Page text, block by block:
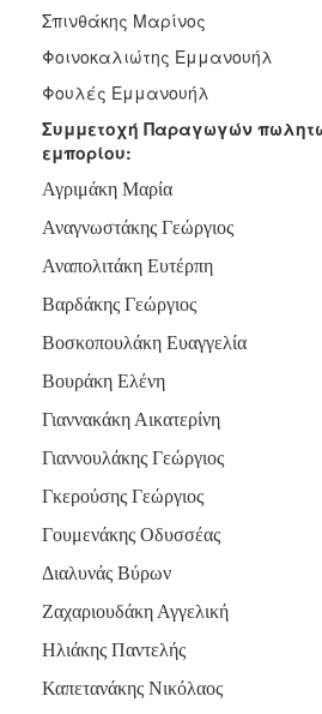
Σπινθάκης Μαρίνος
Φοινοκαλιώτης Εμμανουήλ
Φουλές Εμμανουήλ
Συμμετοχή Παραγωγών
εμπορίου:
Αγριμάκη Μαρία
Αναγνωστάκης Γεώργιος
Αναπολιτάκη Ευτέρπη
Βαρδάκης Γεώργιος
Βοσκοπουλάκη Ευαγγελία
Βουράκη Ελένη
Γιαννακάκη Αικατερίνη
Γιαννουλάκης Γεώργιος
Γκερούσης Γεώργιος
Γουμενάκης Οδυσσέας
Διαλυνάς Βύρων
Ζαχαριουδάκη Αγγελική
Ηλιάκης Παντελής
Καπετανάκης Νικόλαος